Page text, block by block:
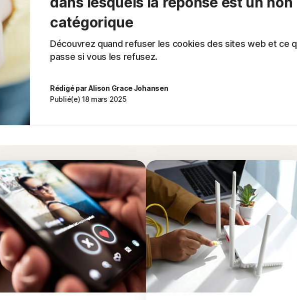
catégorique
Découvrez quand refuser les cookies des sites web et ce
passe si vous les refusez.
Rédigé par Alison Grace Johansen
Publié(e) 18 mars 2025